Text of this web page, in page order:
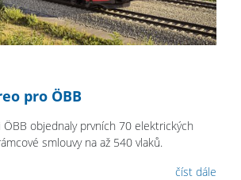
pro ÖBB
objednaly prvních 70 elektrických
smlouvy na až 540 vlaků.
číst dále